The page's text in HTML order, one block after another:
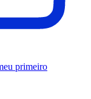
primeiro